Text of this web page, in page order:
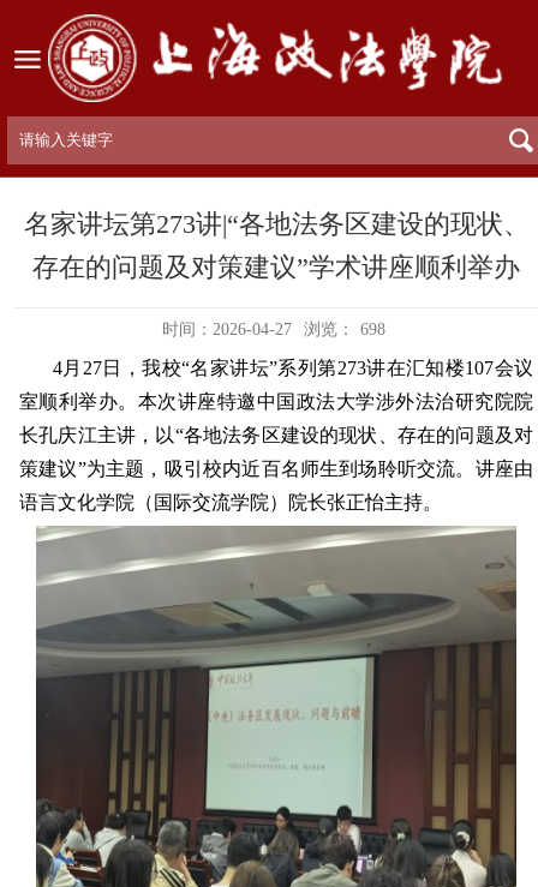
名家讲坛第273讲|“各地法务区建设的现状、
存在的问题及对策建议”学术讲座顺利举办
时间：2026-04-27 浏览： 698
4月 27日，我校“名家讲坛”系列第273讲在汇知楼107会议
室顺利举办。本次讲座特邀中国政法大学涉外法治研究院院
长孔庆江主讲，以“各地法务区建设的现状、存在的问题及对
策建议”为主题，吸引校内近百名师生到场聆听交流。讲座由
语言文化学院（国际交流学院）院长张正怡主持。